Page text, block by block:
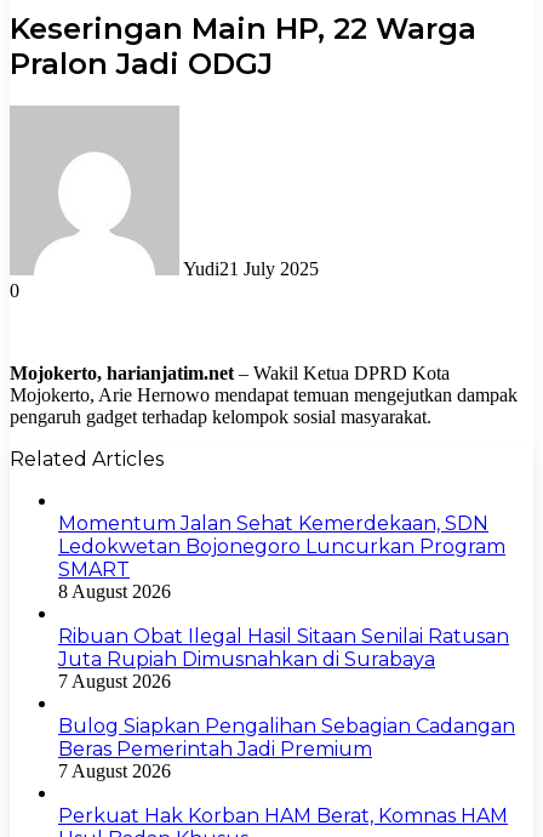
Keseringan Main HP, 22 Warga
Pralon Jadi ODGJ
Yudi21 July 2025
0
Mojokerto, harianjatim.net – Wakil Ketua DPRD Kota
Mojokerto, Arie Hernowo mendapat temuan mengejutkan dampak
pengaruh gadget terhadap kelompok sosial masyarakat.
Related Articles
Momentum Jalan Sehat Kemerdekaan, SDN
Ledokwetan Bojonegoro Luncurkan Program
SMART
8 August 2026
Ribuan Obat Ilegal Hasil Sitaan Senilai Ratusan
Juta Rupiah Dimusnahkan di Surabaya
7 August 2026
Bulog Siapkan Pengalihan Sebagian Cadangan
Beras Pemerintah Jadi Premium
7 August 2026
Perkuat Hak Korban HAM Berat, Komnas HAM